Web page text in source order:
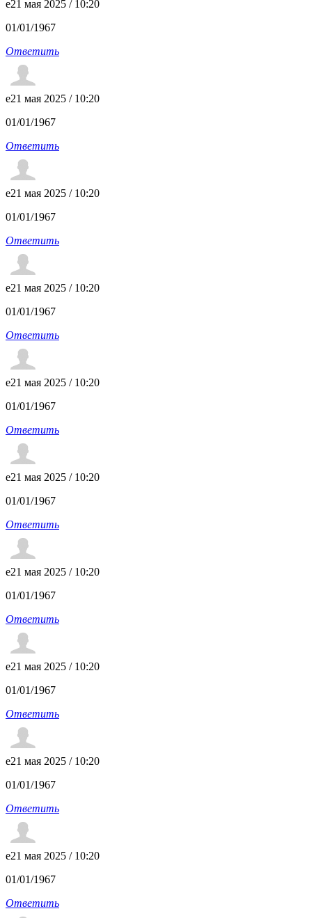
e21 мая 2025 / 10:20
01/01/1967
Ответить
e21 мая 2025 / 10:20
01/01/1967
Ответить
e21 мая 2025 / 10:20
01/01/1967
Ответить
e21 мая 2025 / 10:20
01/01/1967
Ответить
e21 мая 2025 / 10:20
01/01/1967
Ответить
e21 мая 2025 / 10:20
01/01/1967
Ответить
e21 мая 2025 / 10:20
01/01/1967
Ответить
e21 мая 2025 / 10:20
01/01/1967
Ответить
e21 мая 2025 / 10:20
01/01/1967
Ответить
e21 мая 2025 / 10:20
01/01/1967
Ответить